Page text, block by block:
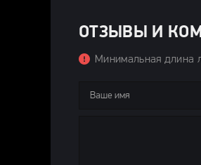
ОТЗЫВЫ И
Минимальная длина